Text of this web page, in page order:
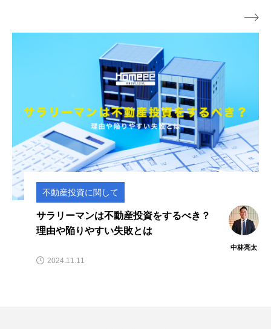
円特別控除）は使える？条件や申請方
法、流れまで解説
離婚で家を売却する時のポイントやタイ
ミングは？不動産のプロが解説
不動産投資をするべき？
い失敗とは
不動産投資でよ
されないための
